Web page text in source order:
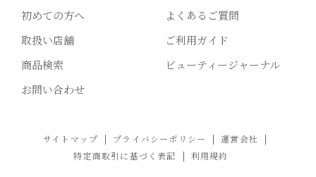
初めての方へ
よくあるご質問
取扱い店舗
ご利用ガイド
商品検索
ビューティージャーナル
お問い合わせ
サイトマップ プライバシーポリシー
運営会社
特定商取引に基づく表記
利用規約